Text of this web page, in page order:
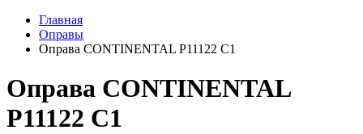
Главная
Оправы
Оправа CONTINENTAL P11122 С1
Оправа CONTINENTAL
P11122 С1